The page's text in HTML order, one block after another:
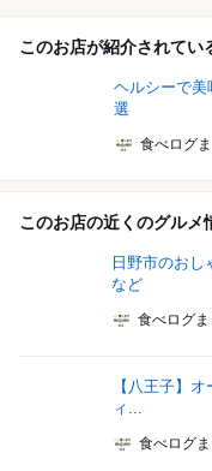
このお店が紹介されてい
ヘルシーで
選
食べログ
このお店の近くのグルメ
日野市のお
など
食べログ
【八王子】
ィ...
食べログ